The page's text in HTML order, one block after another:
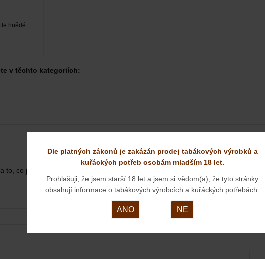
hnědé
v těchto kategoriích:
co jste hledali, neváhejte nás kontaktovat na lince
Dle platných zákonů je zakázán prodej tabákových výrobků a
kuřáckých potřeb osobám mladším 18 let.
Prohlašuji, že jsem starší 18 let a jsem si vědom(a), že tyto stránky
obsahují informace o tabákových výrobcích a kuřáckých potřebách.
ANO NE